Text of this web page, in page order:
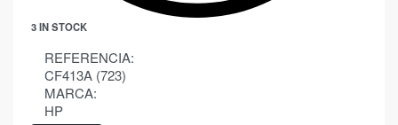
3 IN STOCK
REFERENCIA:
CF413A (723)
MARCA:
HP